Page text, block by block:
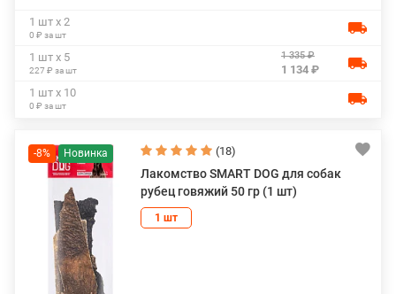
1 шт х 2
0 ₽ за шт
1 шт х 5
227 ₽ за шт
1 335 ₽
1 134 ₽
1 шт х 10
0 ₽ за шт
-8% (18)
Лакомство SMART DOG для собак
рубец говяжий 50 гр (1 шт)
1 шт